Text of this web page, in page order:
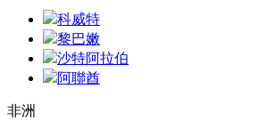
科威特
黎巴嫩
沙特阿拉伯
阿聯酋
非洲